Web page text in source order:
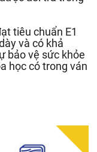
tiêu chuẩn E1
và có khả
bảo vệ sức khỏe
học có trong ván